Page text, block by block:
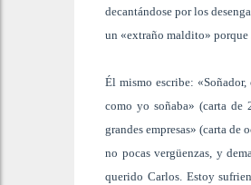
decantándose por los
un «extraño maldito» porque
Él mismo escribe:
como yo soñaba» (carta de
grandes empresas» (carta
no pocas vergüenzas, y
querido Carlos. Estoy